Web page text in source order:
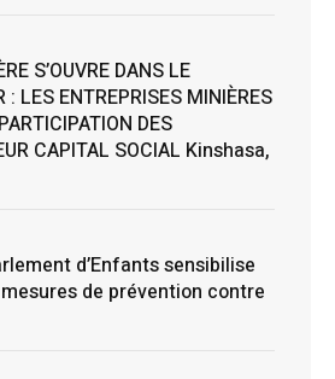
S’OUVRE DANS LE
: LES ENTREPRISES MINIÈRES
DES
CAPITAL SOCIAL Kinshasa,
d’Enfants sensibilise
de prévention contre